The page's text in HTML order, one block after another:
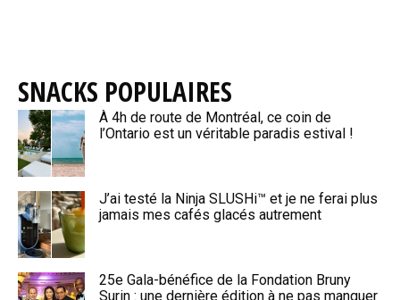
SNACKS POPULAIRES
À 4h de route de Montréal, ce coin de
l’Ontario est un véritable paradis estival !
J’ai testé la Ninja SLUSHi™ et je ne ferai plus
jamais mes cafés glacés autrement
25e Gala-bénéfice de la Fondation Bruny
Surin : une dernière édition à ne pas manquer